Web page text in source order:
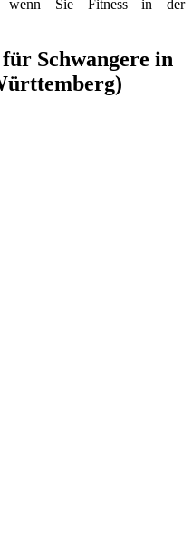
wenn Sie Fitness in der
Schwangere in